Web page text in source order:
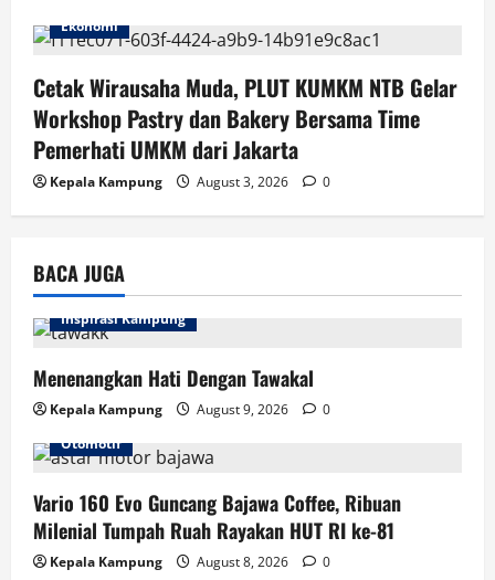
Ekonomi
Cetak Wirausaha Muda, PLUT KUMKM NTB Gelar
Workshop Pastry dan Bakery Bersama Time
Pemerhati UMKM dari Jakarta
Kepala Kampung August 3, 2026 0
BACA JUGA
Inspirasi Kampung
Menenangkan Hati Dengan Tawakal
Kepala Kampung August 9, 2026
0
Otomotif
Vario 160 Evo Guncang Bajawa Coffee, Ribuan
Milenial Tumpah Ruah Rayakan HUT RI ke-81
Kepala Kampung August 8, 2026
0